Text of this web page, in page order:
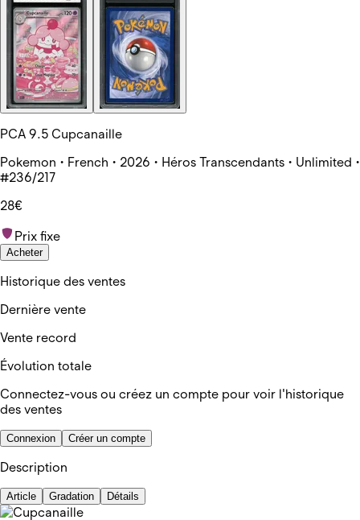
PCA 9.5 Cupcanaille
Pokemon • French • 2026 • Héros Transcendants • Unlimited •
#236/217
28€
Prix fixe
Acheter
Historique des ventes
Dernière vente
Vente record
Évolution totale
Connectez-vous ou créez un compte pour voir l'historique
des ventes
Connexion Créer un compte
Description
Article Gradation Détails